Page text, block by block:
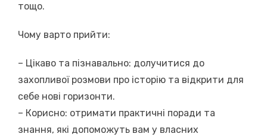
тощо.
Чому варто прийти:
– Цікаво та пізнавально: долучитися до
захопливої розмови про історію та відкрити для
себе нові горизонти.
– Корисно: отримати практичні поради та
знання, які допоможуть вам у власних